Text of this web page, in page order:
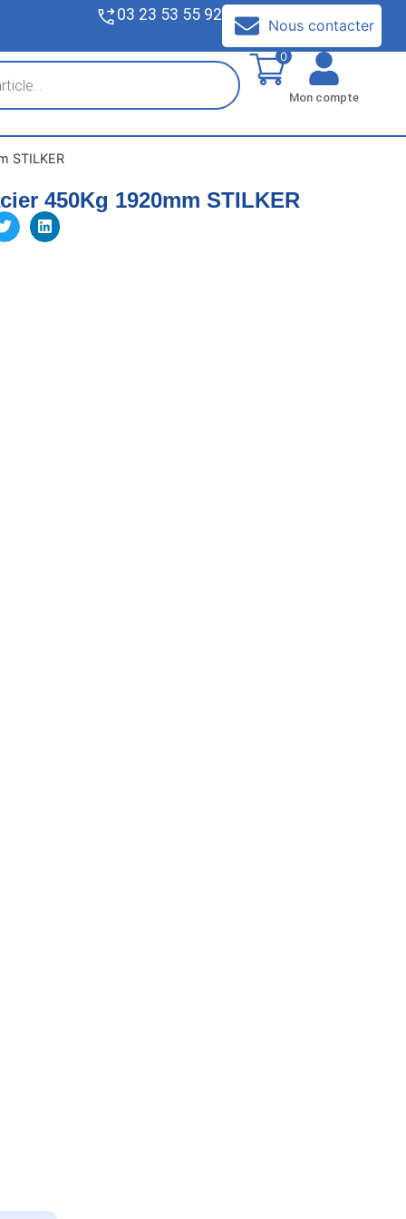
03 23 53 55 92
Nous contacter
0
Mon compte
STILKER
450Kg 1920mm STILKER